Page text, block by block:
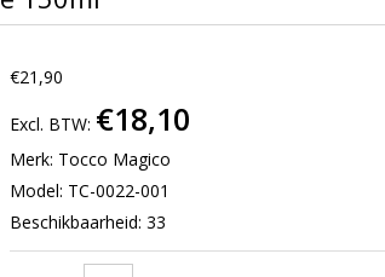
€21,90
Excl. BTW: €18,10
Merk: Tocco Magico
Model: TC-0022-001
Beschikbaarheid: 33